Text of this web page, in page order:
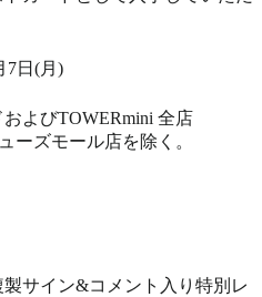
7日(月)
よびTOWERmini 全店
ーズモール店を除く。
サイン&コメント入り特別レ